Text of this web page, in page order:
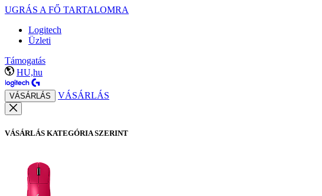
UGRÁS A FŐ TARTALOMRA
Logitech
Üzleti
Támogatás
HU,hu
VÁSÁRLÁS VÁSÁRLÁS
VÁSÁRLÁS KATEGÓRIA SZERINT